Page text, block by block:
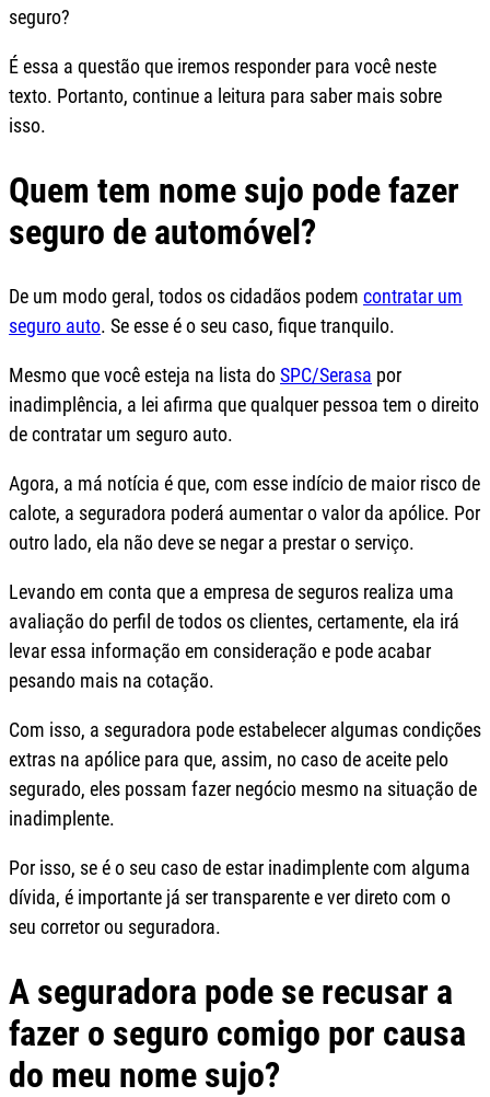
seguro?
É essa a questão que iremos responder para você neste
texto. Portanto, continue a leitura para saber mais sobre
isso.
Quem tem nome sujo pode fazer
seguro de automóvel?
De um modo geral, todos os cidadãos podem contratar um
seguro auto. Se esse é o seu caso, fique tranquilo.
Mesmo que você esteja na lista doSPC/Serasa por
inadimplência, a lei afirma que qualquer pessoa tem o direito
de contratar um seguro auto.
Agora, a má notícia é que, com esse indício de maior risco de
calote, a seguradora poderá aumentar o valor da apólice. Por
outro lado, ela não deve se negar a prestar o serviço.
Levando em conta que a empresa de seguros realiza uma
avaliação do perfil de todos os clientes, certamente, ela irá
levar essa informação em consideração e pode acabar
pesando mais na cotação.
Com isso, a seguradora pode estabelecer algumas condições
extras na apólice para que, assim, no caso de aceite pelo
segurado, eles possam fazer negócio mesmo na situação de
inadimplente.
Por isso, se é o seu caso de estar inadimplente com alguma
dívida, é importante já ser transparente e ver direto com o
seu corretor ou seguradora.
A seguradora pode se recusar a
fazer o seguro comigo por causa
do meu nome sujo?